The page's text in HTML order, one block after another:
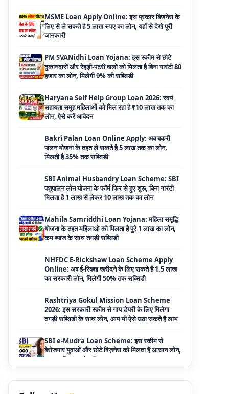
PM SVANidhi Loan Yojana: इस स्कीम से छोटे
दुकानदारों और रेहड़ी-पटरी वालों को मिलता है बिना गारंटी 80
हजार का लोन, मिलेगी 9% की सब्सिडी
Haryana Self Help Group Loan 2026: स्वयं
सहायता समूह महिलाओं को मिल रहा है ₹10 लाख तक का
लोन, ऐसे करें आवेदन
Bakri Palan Loan Online Apply: अब बकरी
पालन योजना के तहत ले सकते है 5 लाख तक का लोन,
मिलती है 35% तक सब्सिडी
SBI Animal Husbandry Loan Scheme: SBI
पशुपालन लोन योजना के फॉर्म फिर से हुए शुरू, बिना गारंटी
मिलता है 1 लाख से लेकर 10 लाख तक का लोन
Mahila Samriddhi Loan Yojana: महिला समृद्धि
योजना के तहत महिलाओ को मिलता है पुरे 1 लाख का लोन,
कम ब्याज के साथ तगड़ी सब्सिडी
NHFDC E-Rickshaw Loan Scheme Apply
Online: अब ई-रिक्शा खरीदने के लिए सकते है 1.5 लाख
का सरकारी लोन, मिलेगी 50% तक सब्सिडी
Rashtriya Gokul Mission Loan Scheme
2026: इस सरकारी स्कीम से गाय डेयरी के लिए मिलेगा
तगड़ी सब्सिडी के साथ लोन, आप भी ऐसे उठा सकते है लाभ
SBI e-Mudra Loan Scheme: इस स्कीम से
बेरोजगार युवाओं और छोटे बिज़नेस को मिलता है आसान लोन,
5 साल में करना होता है भुगतान
Haryana Milk Production Incentive
Scheme Loan: इस स्कीम से पशु डेयरी खोलने के लिए
मिलता है 5 लाख का लोन, 5 साल नहीं लगता ब्याज
Shilpi Samridhi Loan Scheme: इस सरकारी